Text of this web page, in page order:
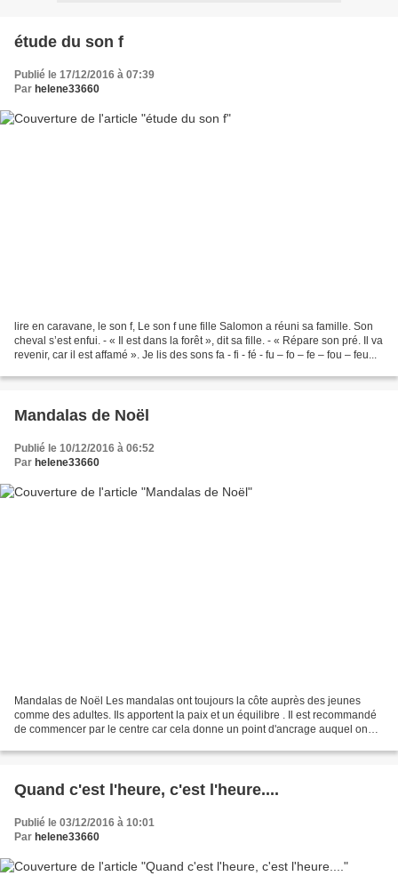
étude du son f
Publié le 17/12/2016 à 07:39
Par helene33660
lire en caravane, le son f, Le son f une fille Salomon a réuni sa famille. Son
cheval s’est enfui. - « Il est dans la forêt », dit sa fille. - « Répare son pré. Il va
revenir, car il est affamé ». Je lis des sons fa - fi - fé - fu – fo – fe – fou – feu...
Mandalas de Noël
Publié le 10/12/2016 à 06:52
Par helene33660
Mandalas de Noël Les mandalas ont toujours la côte auprès des jeunes
comme des adultes. Ils apportent la paix et un équilibre . Il est recommandé
de commencer par le centre car cela donne un point d'ancrage auquel on
Quand c'est l'heure, c'est l'heure....
Publié le 03/12/2016 à 10:01
Par helene33660